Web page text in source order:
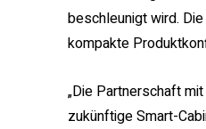
beschleunigt wird.
kompakte
„Die Partnerschaft
zukünftige Smart-